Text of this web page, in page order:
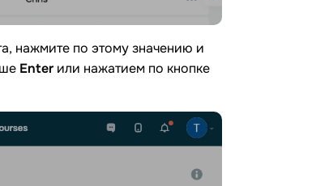
нажмите по этому значению и
Enter или нажатием по кнопке